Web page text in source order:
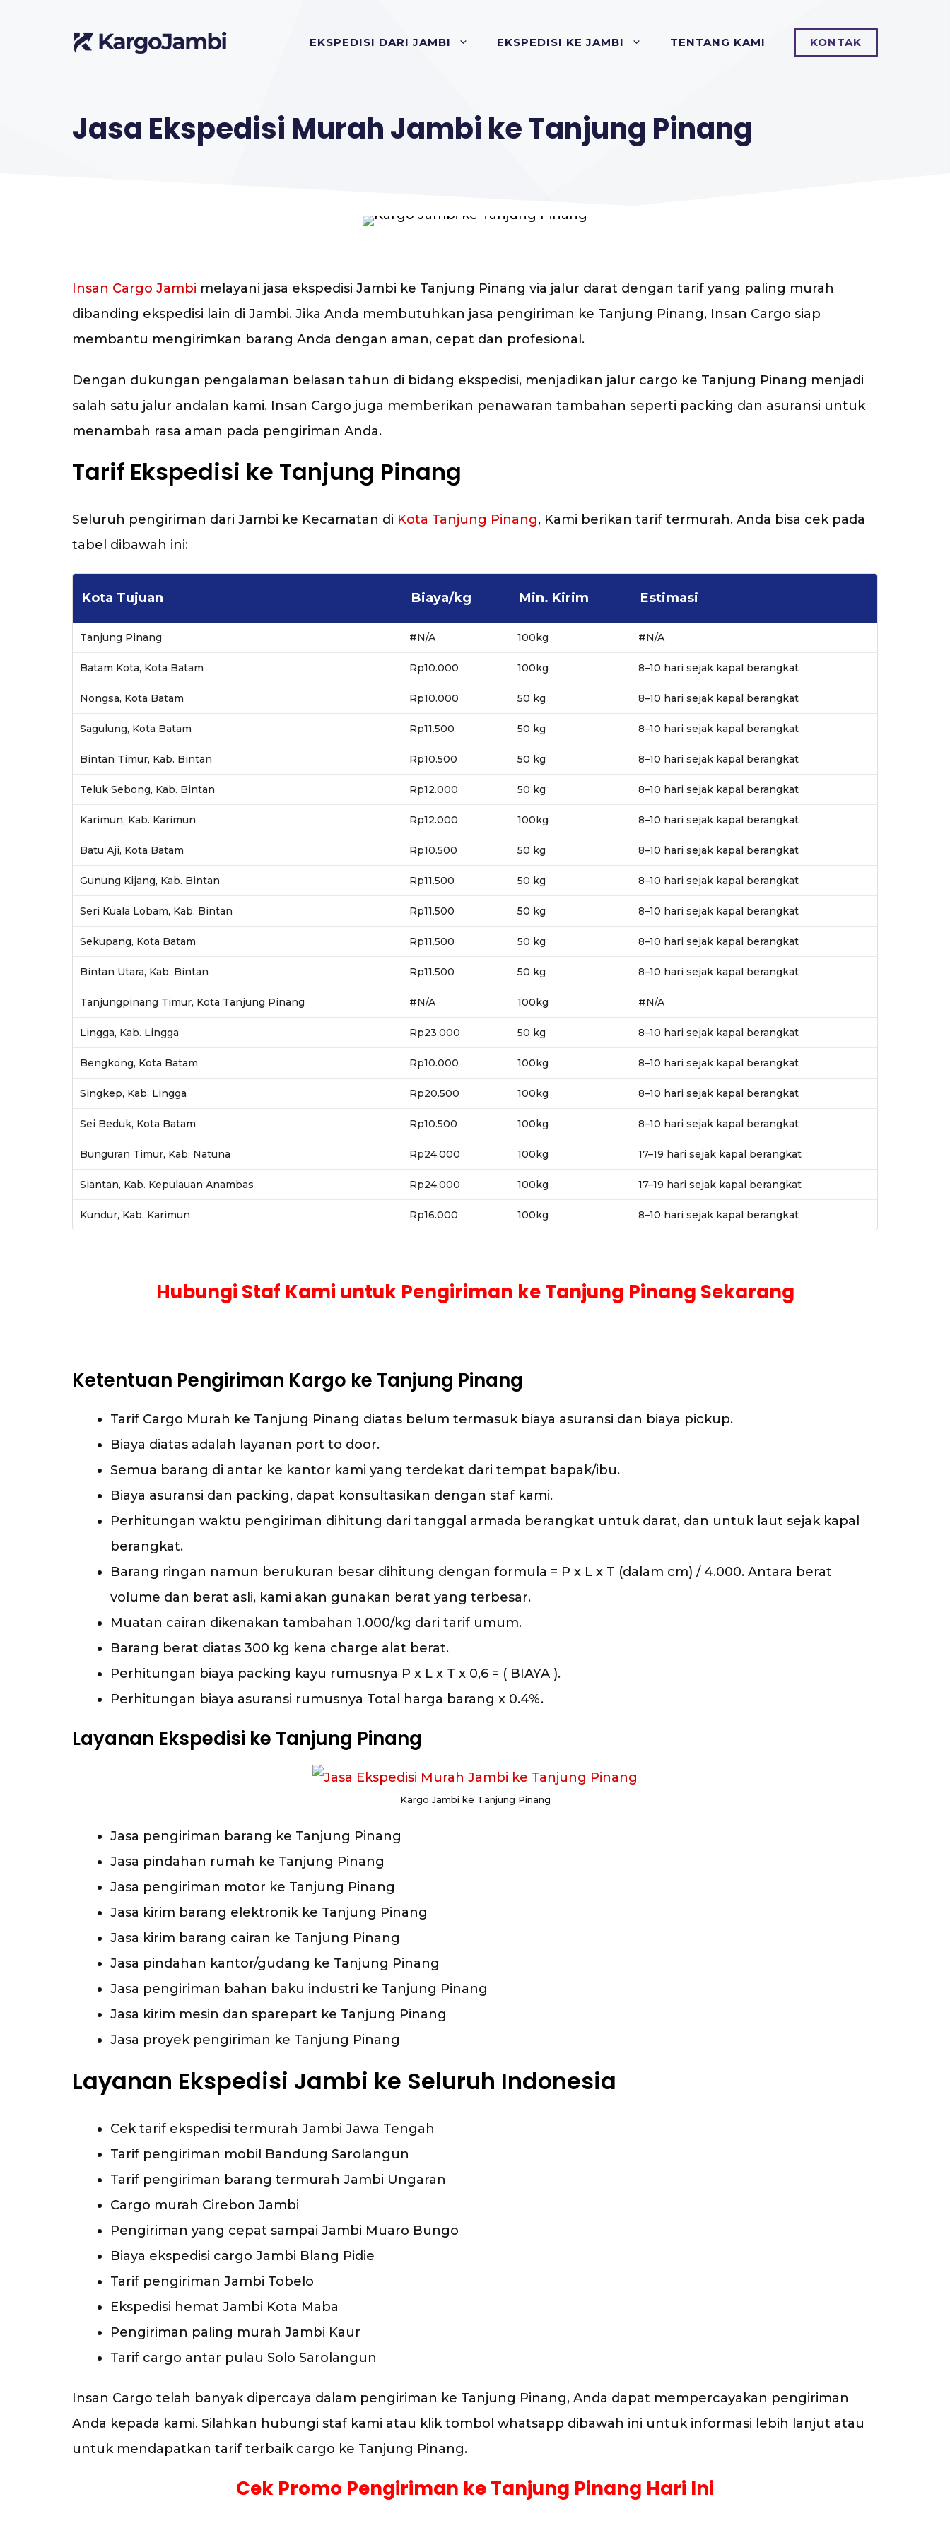
EKSPEDISI DARI JAMBI EKSPEDISI KE JAMBI TENTANG KAMI KONTAK
Jasa Ekspedisi Murah Jambi ke Tanjung Pinang
Insan Cargo Jambi melayani jasa ekspedisi Jambi ke Tanjung Pinang via jalur darat dengan tarif yang paling murah
dibanding ekspedisi lain di Jambi. Jika Anda membutuhkan jasa pengiriman ke Tanjung Pinang, Insan Cargo siap
membantu mengirimkan barang Anda dengan aman, cepat dan profesional.
Dengan dukungan pengalaman belasan tahun di bidang ekspedisi, menjadikan jalur cargo ke Tanjung Pinang menjadi
salah satu jalur andalan kami. Insan Cargo juga memberikan penawaran tambahan seperti packing dan asuransi untuk
menambah rasa aman pada pengiriman Anda.
Tarif Ekspedisi ke Tanjung Pinang
Seluruh pengiriman dari Jambi ke Kecamatan di Kota Tanjung Pinang, Kami berikan tarif termurah. Anda bisa cek pada
tabel dibawah ini:
Kota Tujuan Biaya/kg Min. Kirim Estimasi
Tanjung Pinang #N/A 100kg #N/A
Batam Kota, Kota Batam Rp10.000 100kg 8–10 hari sejak kapal berangkat
Nongsa, Kota Batam Rp10.000 50 kg 8–10 hari sejak kapal berangkat
Sagulung, Kota Batam Rp11.500 50 kg 8–10 hari sejak kapal berangkat
Bintan Timur, Kab. Bintan Rp10.500 50 kg 8–10 hari sejak kapal berangkat
Teluk Sebong, Kab. Bintan Rp12.000 50 kg 8–10 hari sejak kapal berangkat
Karimun, Kab. Karimun Rp12.000 100kg 8–10 hari sejak kapal berangkat
Batu Aji, Kota Batam Rp10.500 50 kg 8–10 hari sejak kapal berangkat
Gunung Kijang, Kab. Bintan Rp11.500 50 kg 8–10 hari sejak kapal berangkat
Seri Kuala Lobam, Kab. Bintan Rp11.500 50 kg 8–10 hari sejak kapal berangkat
Sekupang, Kota Batam Rp11.500 50 kg 8–10 hari sejak kapal berangkat
Bintan Utara, Kab. Bintan Rp11.500 50 kg 8–10 hari sejak kapal berangkat
Tanjungpinang Timur, Kota Tanjung Pinang #N/A 100kg #N/A
Lingga, Kab. Lingga Rp23.000 50 kg 8–10 hari sejak kapal berangkat
Bengkong, Kota Batam Rp10.000 100kg 8–10 hari sejak kapal berangkat
Singkep, Kab. Lingga Rp20.500 100kg 8–10 hari sejak kapal berangkat
Sei Beduk, Kota Batam Rp10.500 100kg 8–10 hari sejak kapal berangkat
Bunguran Timur, Kab. Natuna Rp24.000 100kg 17–19 hari sejak kapal berangkat
Siantan, Kab. Kepulauan Anambas Rp24.000 100kg 17–19 hari sejak kapal berangkat
Kundur, Kab. Karimun Rp16.000 100kg 8–10 hari sejak kapal berangkat
Hubungi Staf Kami untuk Pengiriman ke Tanjung Pinang Sekarang
Ketentuan Pengiriman Kargo ke Tanjung Pinang
Tarif Cargo Murah ke Tanjung Pinang diatas belum termasuk biaya asuransi dan biaya pickup.
Biaya diatas adalah layanan port to door.
Semua barang di antar ke kantor kami yang terdekat dari tempat bapak/ibu.
Biaya asuransi dan packing, dapat konsultasikan dengan staf kami.
Perhitungan waktu pengiriman dihitung dari tanggal armada berangkat untuk darat, dan untuk laut sejak kapal
berangkat.
Barang ringan namun berukuran besar dihitung dengan formula = P x L x T (dalam cm) / 4.000. Antara berat
volume dan berat asli, kami akan gunakan berat yang terbesar.
Muatan cairan dikenakan tambahan 1.000/kg dari tarif umum.
Barang berat diatas 300 kg kena charge alat berat.
Perhitungan biaya packing kayu rumusnya P x L x T x 0,6 = ( BIAYA ).
Perhitungan biaya asuransi rumusnya Total harga barang x 0.4%.
Layanan Ekspedisi ke Tanjung Pinang
Kargo Jambi ke Tanjung Pinang
Jasa pengiriman barang ke Tanjung Pinang
Jasa pindahan rumah ke Tanjung Pinang
Jasa pengiriman motor ke Tanjung Pinang
Jasa kirim barang elektronik ke Tanjung Pinang
Jasa kirim barang cairan ke Tanjung Pinang
Jasa pindahan kantor/gudang ke Tanjung Pinang
Jasa pengiriman bahan baku industri ke Tanjung Pinang
Jasa kirim mesin dan sparepart ke Tanjung Pinang
Jasa proyek pengiriman ke Tanjung Pinang
Layanan Ekspedisi Jambi ke Seluruh Indonesia
Cek tarif ekspedisi termurah Jambi Jawa Tengah
Tarif pengiriman mobil Bandung Sarolangun
Tarif pengiriman barang termurah Jambi Ungaran
Cargo murah Cirebon Jambi
Pengiriman yang cepat sampai Jambi Muaro Bungo
Biaya ekspedisi cargo Jambi Blang Pidie
Tarif pengiriman Jambi Tobelo
Ekspedisi hemat Jambi Kota Maba
Pengiriman paling murah Jambi Kaur
Tarif cargo antar pulau Solo Sarolangun
Insan Cargo telah banyak dipercaya dalam pengiriman ke Tanjung Pinang, Anda dapat mempercayakan pengiriman
Anda kepada kami. Silahkan hubungi staf kami atau klik tombol whatsapp dibawah ini untuk informasi lebih lanjut atau
untuk mendapatkan tarif terbaik cargo ke Tanjung Pinang.
Cek Promo Pengiriman ke Tanjung Pinang Hari Ini